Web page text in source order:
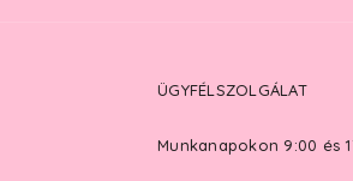
ÜGYFÉLSZOLGÁLAT
Munkanapokon 9:00 és